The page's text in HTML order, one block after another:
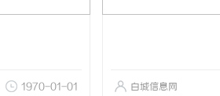
1970-01-01 白城信息网